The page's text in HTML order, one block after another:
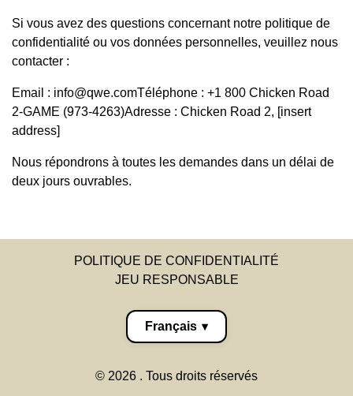
Si vous avez des questions concernant notre politique de
confidentialité ou vos données personnelles, veuillez nous
contacter :
Email : info@qwe.comTéléphone : +1 800 Chicken Road
2-GAME (973-4263)Adresse : Chicken Road 2, [insert
address]
Nous répondrons à toutes les demandes dans un délai de
deux jours ouvrables.
POLITIQUE DE CONFIDENTIALITÉ
JEU RESPONSABLE
Français ▾
© 2026 . Tous droits réservés